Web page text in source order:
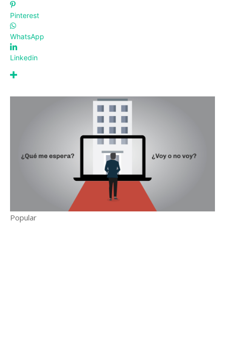
Pinterest
WhatsApp
Linkedin
Popular